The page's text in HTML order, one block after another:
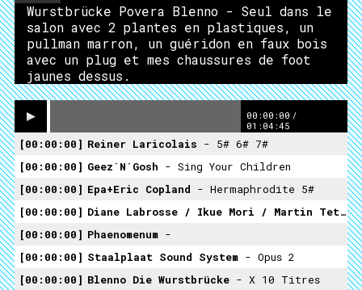
Wurstbrücke Povera Blenno - Seul dans le
salon avec 2 plantes en plastiques, un
pullman marron, un guéridon en faux bois
avec un plug et mes chaussures de foot
jaunes dessus.
00:00:00 /
01:04:45
00:00:00 Reiner Laricolais - 5# 6# 7#
00:00:00
Geez´n´gosh - Sing Your Children
00:00:00
Epa+eric Copland - Hermaphrodite 5#
00:00:00
Diane Labrosse / Ikue Mori / Martin Tetreault / Magneticum
00:00:00
Phaenomenum -
00:00:00
Staalplaat Sound System - Opus 2
00:00:00
Blenno Die Wurstbrücke - X 10 Titres